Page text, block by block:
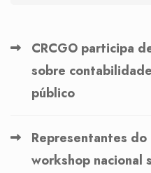
CRCGO participa
sobre
público
Representantes do
workshop nacional